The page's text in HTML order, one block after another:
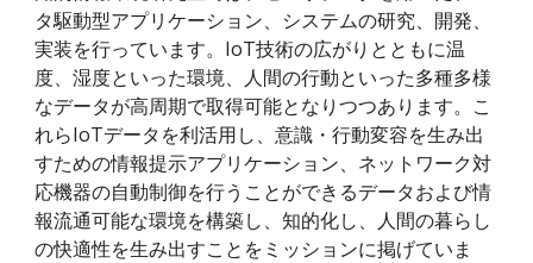
タ駆動型アプリケーション、システムの研究、開発、
実装を行っています。IoT技術の広がりとともに温
度、湿度といった環境、人間の行動といった多種多様
なデータが高周期で取得可能となりつつあります。こ
れらIoTデータを利活用し、意識・行動変容を生み出
すための情報提示アプリケーション、ネットワーク対
応機器の自動制御を行うことができるデータおよび情
報流通可能な環境を構築し、知的化し、人間の暮らし
の快適性を生み出すことをミッションに掲げていま